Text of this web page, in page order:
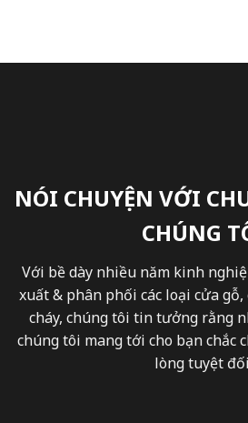
NÓI CHUYỆN VỚI
CHÚNG
Với bề dày nhiều năm kinh
xuất & phân phối các loại cửa
cháy, chúng tôi tin tưởng rằng
chúng tôi mang tới cho bạn chắc
lòng tuyệt